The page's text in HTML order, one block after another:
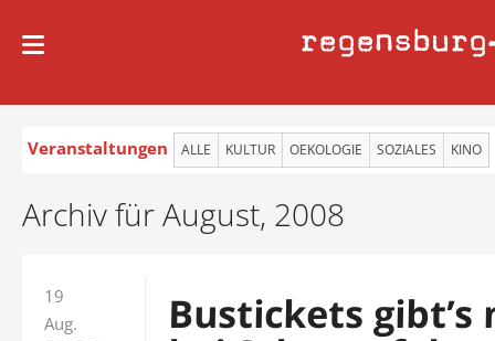
regensburg
Veranstaltungen ALLE KULTUR OEKOLOGIE SOZIALES KINO
Archiv für August, 2008
19
Aug.
Bustickets gibt’s